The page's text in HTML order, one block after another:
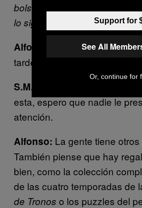
bolsillo y lo mira. Pese a no
lo siguiente.
Alfonso:
Su Majestad, se
tarde.
S.M. el Rey:
esta, espero que nadie le
atención.
Alfonso: La gente tiene
También piense que hay
bien, como la colección
de las cuatro temporadas de
de Tronos o los puzzles del
Support for
See All
Or, continue for